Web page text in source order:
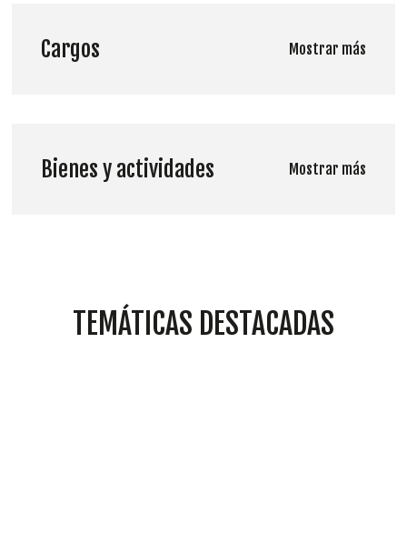
Cargos Mostrar más
Bienes y actividades Mostrar más
TEMÁTICAS DESTACADAS